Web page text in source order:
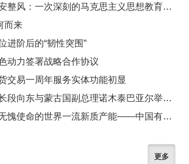
伟大征程丨延安整风：一次深刻的马克思主义思想教育运动
而来
进阶后的“韧性突围”
动力签署战略合作协议
交易一周年服务实体功能初显
中铝集团董事长段向东与蒙古国副总理诺木泰巴亚尔举行会谈
锻造无愧时代无愧使命的世界一流新质产能——中国有色金属工业的战略应对与破局之道（二）
更多